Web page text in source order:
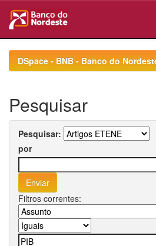
navigationDSpace - BNB - Banco do
Pesquisar
Pesquisar:
por
Filtros correntes: